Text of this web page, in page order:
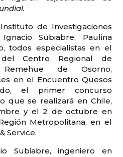
de Investigaciones
Subiabre, Paulina
todos especialistas en el
Centro Regional de
de Osorno,
en el Encuentro Quesos
el primer concurso
que se realizará en Chile,
y el 2 de octubre en
Metropolitana, en el
Service.
Subiabre, ingeniero en